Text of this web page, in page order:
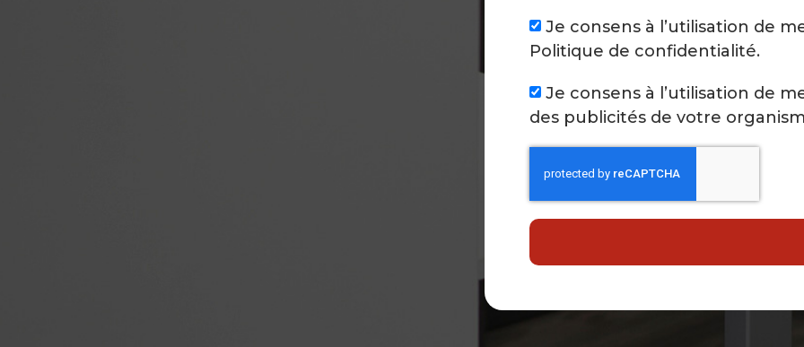
Je consens à l’utilisation de
Politique de confidentialité.
Je consens à l’utilisation de
des publicités de votre